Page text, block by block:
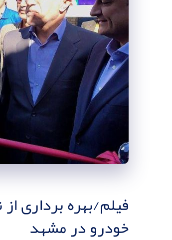
فیلم/بهره برداری
خودرو در مشهد